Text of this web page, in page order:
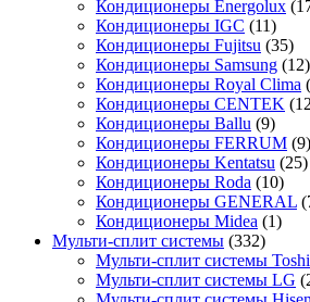
Кондиционеры Energolux
Кондиционеры IGC (11)
Кондиционеры Fujitsu (35)
Кондиционеры Samsung (12)
Кондиционеры Royal Clima
Кондиционеры CENTEK
Кондиционеры Ballu (9)
Кондиционеры FERRUM (9)
Кондиционеры Kentatsu (25)
Кондиционеры Roda (10)
Кондиционеры GENERAL
Кондиционеры Midea (1)
Мульти-сплит системы (332)
Мульти-сплит системы
Мульти-сплит системы LG